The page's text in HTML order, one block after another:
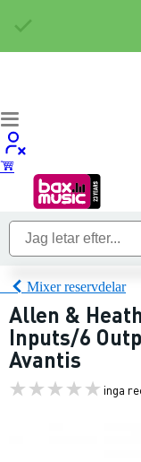
Mixer reservdelar
Allen &
Inputs/6
Avantis
inga